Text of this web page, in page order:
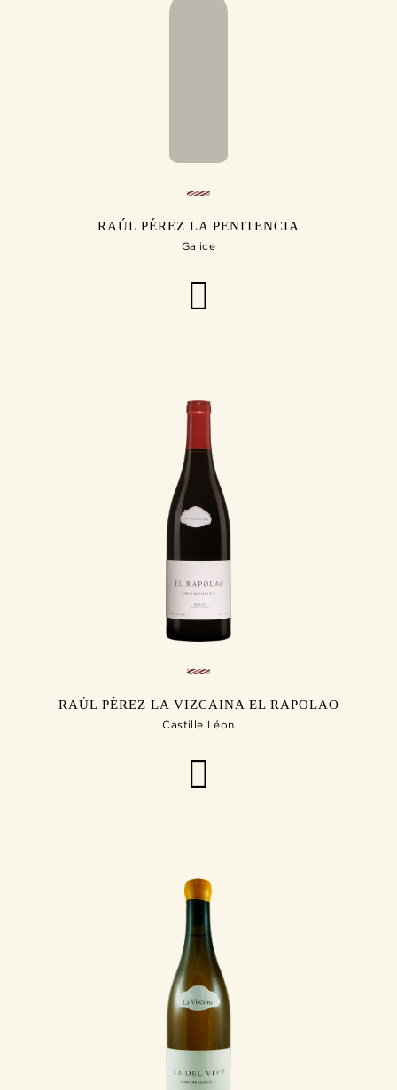
RAÚL PÉREZ LA PENITENCIA
Galice
RAÚL PÉREZ LA VIZCAINA EL RAPOLAO
Castille Léon